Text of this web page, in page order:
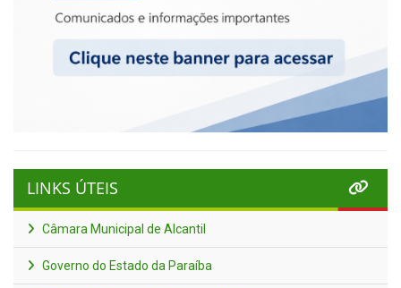
LINKS ÚTEIS
Câmara Municipal de Alcantil
Governo do Estado da Paraíba